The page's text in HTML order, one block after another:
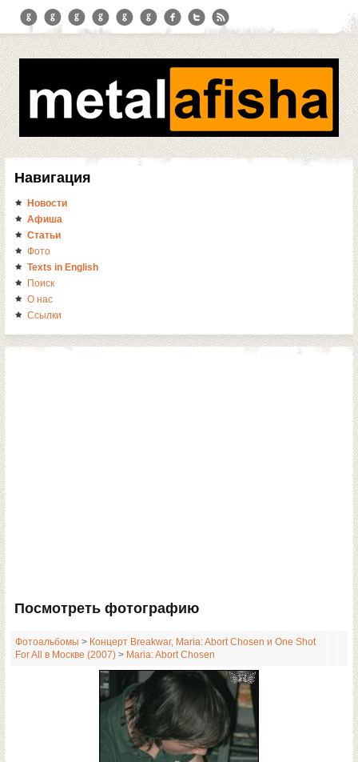
Навигация
Новости
Афиша
Статьи
Фото
Texts in English
Поиск
О нас
Ссылки
Посмотреть фотографию
Фотоальбомы > Концерт Breakwar, Maria: Abort Chosen и One Shot
For All в Москве (2007) > Maria: Abort Chosen